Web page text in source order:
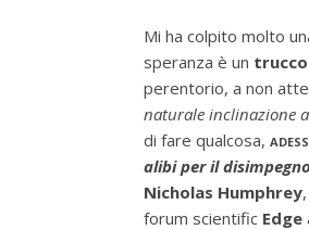
Mi ha colpito molto
speranza è un trucco
perentorio, a non
naturale inclinazione
di fare qualcosa,
alibi per il disimpegno
Nicholas Humphrey
forum scientific Edge